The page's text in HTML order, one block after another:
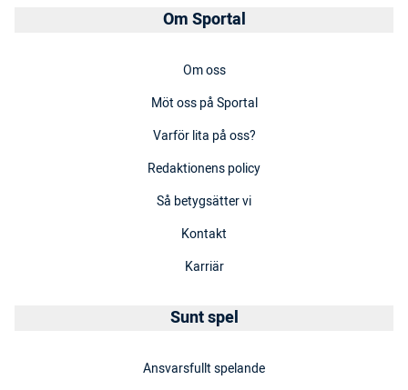
Om Sportal
Om oss
Möt oss på Sportal
Varför lita på oss?
Redaktionens policy
Så betygsätter vi
Kontakt
Karriär
Sunt spel
Ansvarsfullt spelande